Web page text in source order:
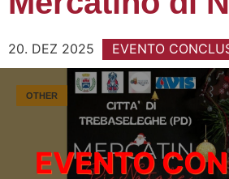
20. DEZ 2025 EVENTO
OTHER